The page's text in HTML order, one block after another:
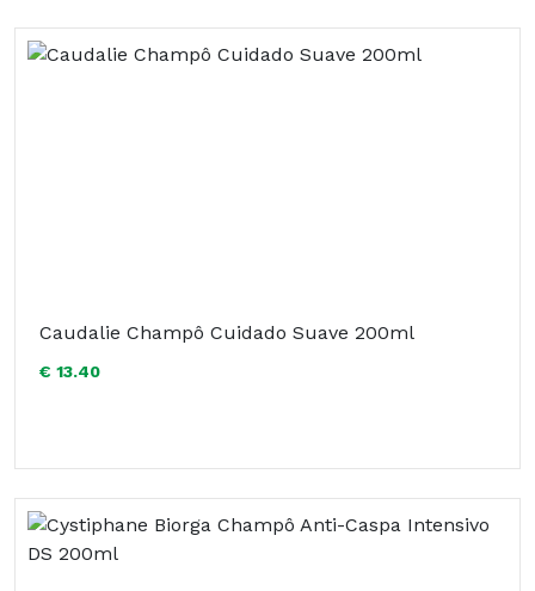
Caudalie Champô Cuidado Suave 200ml
€ 13.40